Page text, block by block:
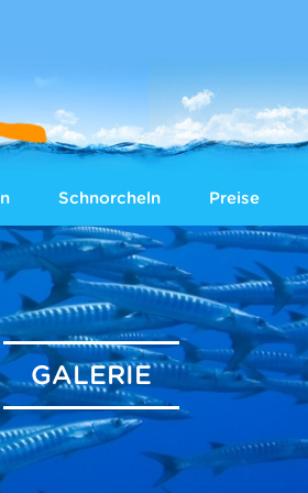
Schnorcheln Preise
GALERIE